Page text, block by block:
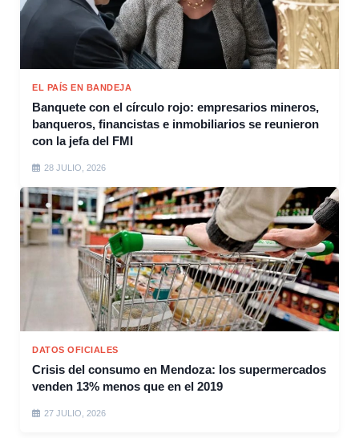
EL PAÍS EN BANDEJA
Banquete con el círculo rojo: empresarios mineros,
banqueros, financistas e inmobiliarios se reunieron
con la jefa del FMI
28 JULIO, 2026
DATOS OFICIALES
Crisis del consumo en Mendoza: los supermercados
venden 13% menos que en el 2019
27 JULIO, 2026